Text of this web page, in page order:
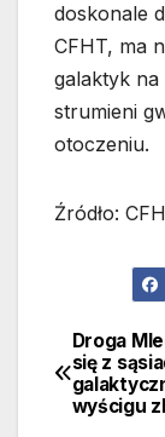
doskonale
CFHT, ma
galaktyk na
strumieni
otoczeniu.
Źródło:
wpisu
Droga
się z
wyścigu